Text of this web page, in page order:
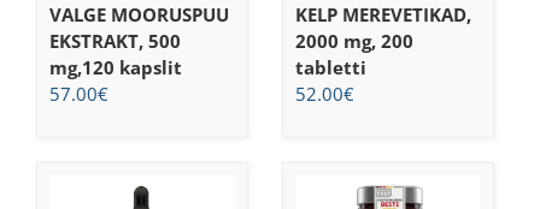
VALGE MOORUSPUU
EKSTRAKT, 500
mg,120 kapslit
57.00€
KELP MEREVETIKAD,
2000 mg, 200
tabletti
52.00€